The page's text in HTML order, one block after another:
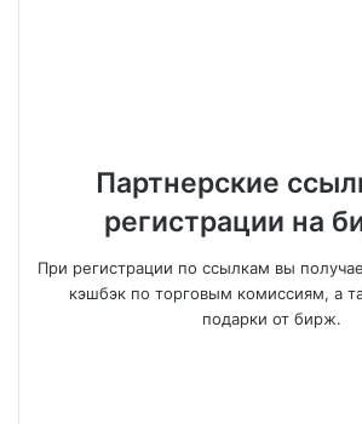
Партнерские
регистрации на
При регистрации по ссылкам вы
кэшбэк по торговым комиссиям, а
подарки от бирж.